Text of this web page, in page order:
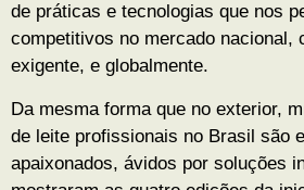
de práticas e tecnologias que nos
competitivos no mercado nacional,
exigente, e globalmente.
Da mesma forma que no exterior,
de leite profissionais no Brasil são
apaixonados, ávidos por soluções